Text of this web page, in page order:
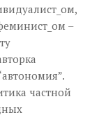
–
частной